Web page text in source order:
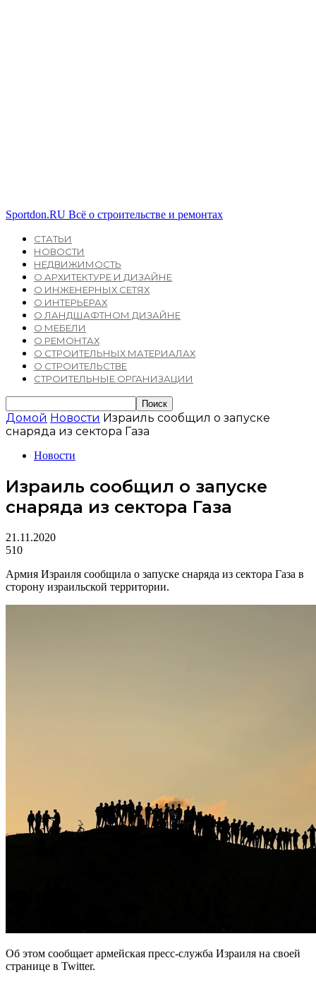
Sportdon.RU Всё о строительстве и ремонтах
СТАТЬИ
НОВОСТИ
НЕДВИЖИМОСТЬ
О АРХИТЕКТУРЕ И ДИЗАЙНЕ
О ИНЖЕНЕРНЫХ СЕТЯХ
О ИНТЕРЬЕРАХ
О ЛАНДШАФТНОМ ДИЗАЙНЕ
О МЕБЕЛИ
О РЕМОНТАХ
О СТРОИТЕЛЬНЫХ МАТЕРИАЛАХ
О СТРОИТЕЛЬСТВЕ
СТРОИТЕЛЬНЫЕ ОРГАНИЗАЦИИ
Домой Новости Израиль сообщил о запуске
снаряда из сектора Газа
Новости
Израиль сообщил о запуске
снаряда из сектора Газа
21.11.2020
510
Армия Израиля сообщила о запуске снаряда из сектора Газа в
сторону израильской территории.
Об этом сообщает армейская пресс-служба Израиля на своей
странице в Twitter.